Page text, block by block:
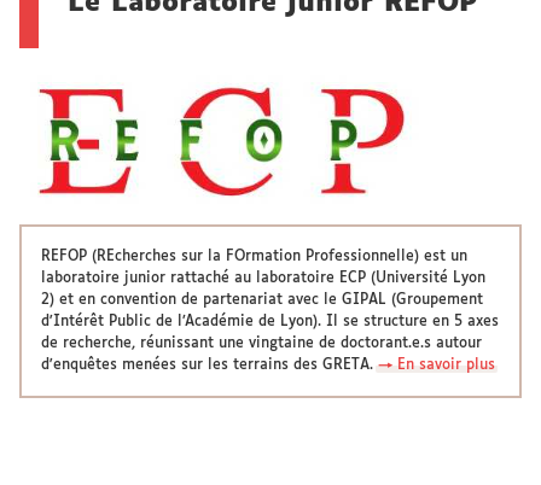
REFOP (REcherches sur la FOrmation Professionnelle) est un
laboratoire junior rattaché au laboratoire ECP (Université Lyon
2) et en convention de partenariat avec le GIPAL (Groupement
d'Intérêt Public de l’Académie de Lyon). Il se structure en 5 axes
de recherche, réunissant une vingtaine de doctorant.e.s autour
d'enquêtes menées sur les terrains des GRETA. → En savoir plus